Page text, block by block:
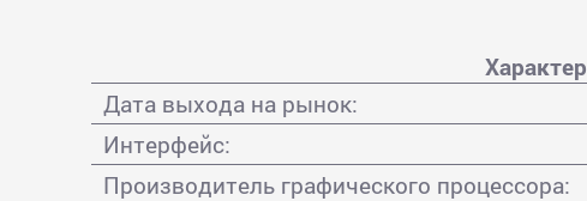
Дата выхода на рынок:
Интерфейс:
Производитель графического процессора: